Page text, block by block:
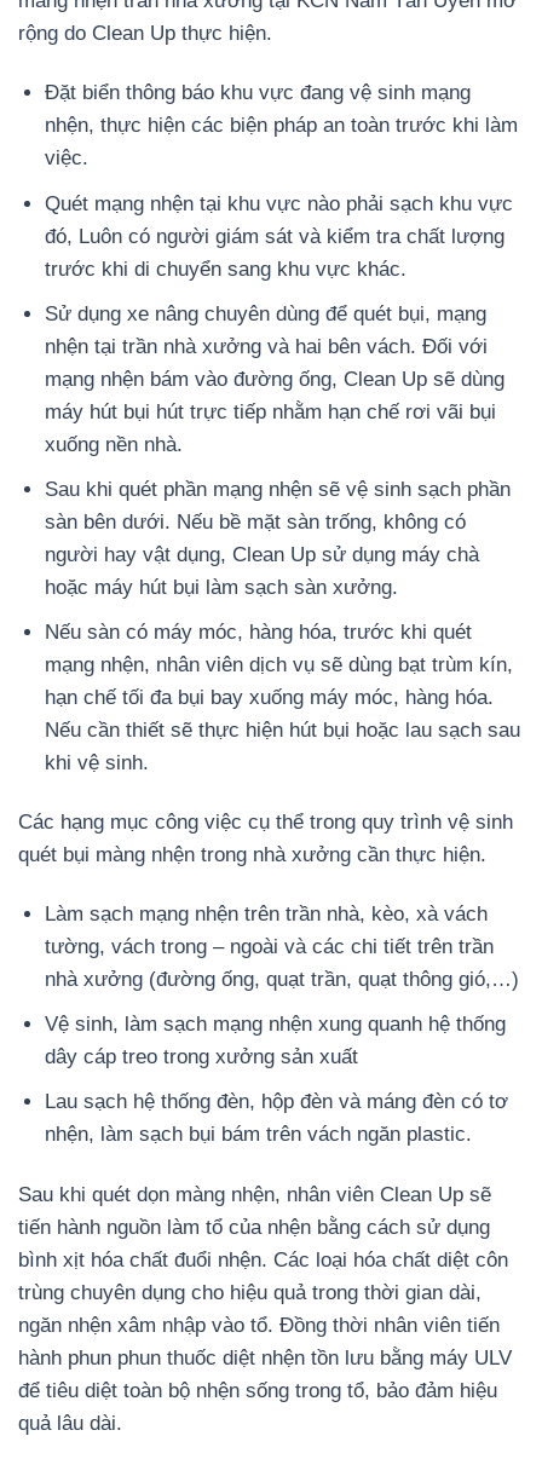
rộng do Clean Up thực hiện.
Đặt biển thông báo khu vực đang vệ sinh mạng
nhện, thực hiện các biện pháp an toàn trước khi làm
việc.
Quét mạng nhện tại khu vực nào phải sạch khu vực
đó, Luôn có người giám sát và kiểm tra chất lượng
trước khi di chuyển sang khu vực khác.
Sử dụng xe nâng chuyên dùng để quét bụi, mạng
nhện tại trần nhà xưởng và hai bên vách. Đối với
mạng nhện bám vào đường ống, Clean Up sẽ dùng
máy hút bụi hút trực tiếp nhằm hạn chế rơi vãi bụi
xuống nền nhà.
Sau khi quét phần mạng nhện sẽ vệ sinh sạch phần
sàn bên dưới. Nếu bề mặt sàn trống, không có
người hay vật dụng, Clean Up sử dụng máy chà
hoặc máy hút bụi làm sạch sàn xưởng.
Nếu sàn có máy móc, hàng hóa, trước khi quét
mạng nhện, nhân viên dịch vụ sẽ dùng bạt trùm kín,
hạn chế tối đa bụi bay xuống máy móc, hàng hóa.
Nếu cần thiết sẽ thực hiện hút bụi hoặc lau sạch sau
khi vệ sinh.
Các hạng mục công việc cụ thể trong quy trình vệ sinh
quét bụi màng nhện trong nhà xưởng cần thực hiện.
Làm sạch mạng nhện trên trần nhà, kèo, xà vách
tường, vách trong – ngoài và các chi tiết trên trần
nhà xưởng (đường ống, quạt trần, quạt thông gió,…)
Vệ sinh, làm sạch mạng nhện xung quanh hệ thống
dây cáp treo trong xưởng sản xuất
Lau sạch hệ thống đèn, hộp đèn và máng đèn có tơ
nhện, làm sạch bụi bám trên vách ngăn plastic.
Sau khi quét dọn màng nhện, nhân viên Clean Up sẽ
tiến hành nguồn làm tổ của nhện bằng cách sử dụng
bình xịt hóa chất đuổi nhện. Các loại hóa chất diệt côn
trùng chuyên dụng cho hiệu quả trong thời gian dài,
ngăn nhện xâm nhập vào tổ. Đồng thời nhân viên tiến
hành phun phun thuốc diệt nhện tồn lưu bằng máy ULV
để tiêu diệt toàn bộ nhện sống trong tổ, bảo đảm hiệu
quả lâu dài.